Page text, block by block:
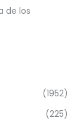
de los
(1952)
(225)